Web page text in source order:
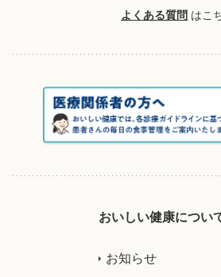
よくある質問 はこ
おいしい健康につい
お知らせ